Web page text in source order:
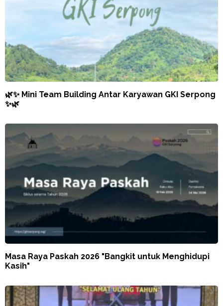
🌿✨ Mini Team Building Antar Karyawan GKI Serpong
✨🌿
Masa Raya Paskah 2026 "Bangkit untuk Menghidupi
Kasih"